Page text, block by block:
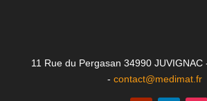
11 Rue du Pergasan 34990
-contact@medimat.fr